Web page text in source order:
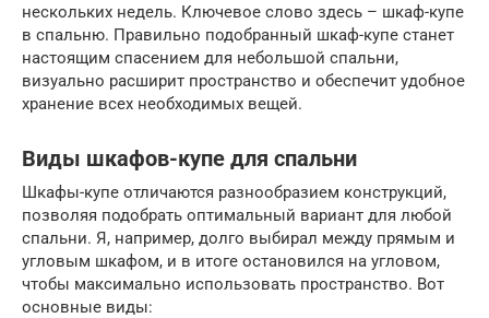
нескольких недель. Ключевое слово здесь – шкаф-купе
в спальню. Правильно подобранный шкаф-купе станет
настоящим спасением для небольшой спальни,
визуально расширит пространство и обеспечит удобное
хранение всех необходимых вещей.
Виды шкафов-купе для спальни
Шкафы-купе отличаются разнообразием конструкций,
позволяя подобрать оптимальный вариант для любой
спальни. Я, например, долго выбирал между прямым и
угловым шкафом, и в итоге остановился на угловом,
чтобы максимально использовать пространство. Вот
основные виды: